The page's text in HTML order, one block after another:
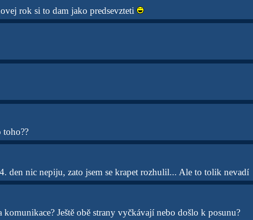
rok si to dam jako predsevzteti
toho??
den nic nepiju, zato jsem se krapet rozhulil... Ale to tolik nevadí
komunikace? Ještě obě strany vyčkávají nebo došlo k posunu?